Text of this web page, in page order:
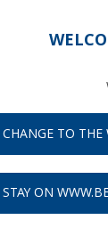
GARDENA
CHANGE TO THE
STAY ON